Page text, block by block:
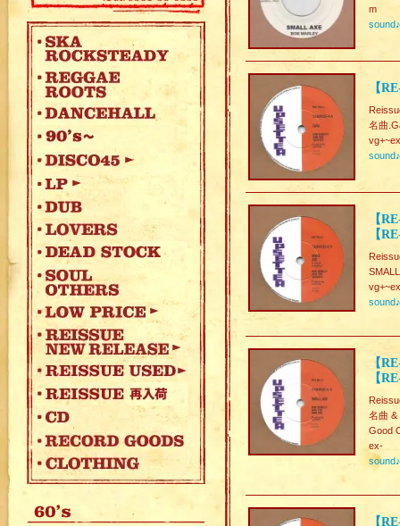
m
sound♪
【
名曲
sound♪
【
【
sound♪
【
【
名曲 &
Good
ex-
sound♪
【